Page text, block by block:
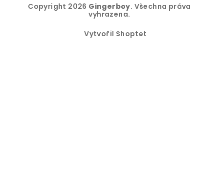
Copyright 2026 Gingerboy. Všechna práva
vyhrazena.
Vytvořil Shoptet